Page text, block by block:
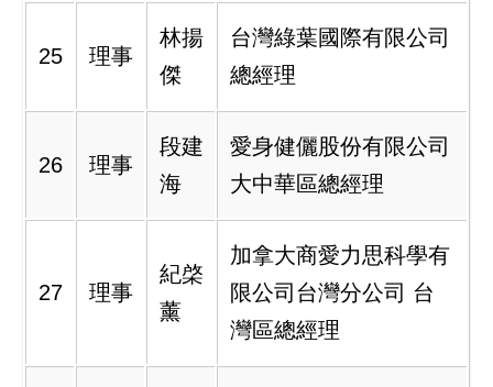
25 理事
林揚
傑
台灣綠葉國際有限公司
總經理
26 理事
段建
海
愛身健儷股份有限公司
大中華區總經理
27 理事
紀棨
薰
加拿大商愛力思科學有
限公司台灣分公司 台
灣區總經理